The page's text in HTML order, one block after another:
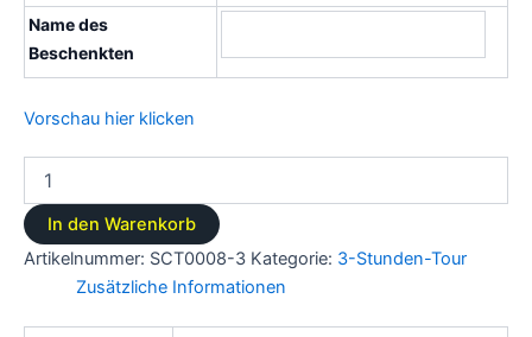
Name des
Beschenkten
Vorschau hier klicken
In den Warenkorb
Artikelnummer: SCT0008-3 Kategorie: 3-Stunden-Tour
Zusätzliche Informationen